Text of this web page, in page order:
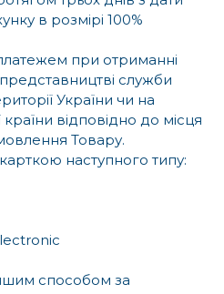
в розмірі 100%
при отриманні
служби
України чи на
країни відповідно до місця
Товару.
наступного типу:
способом за